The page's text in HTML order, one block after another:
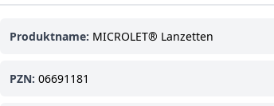
Produktname: MICROLET® Lanzetten
PZN: 06691181